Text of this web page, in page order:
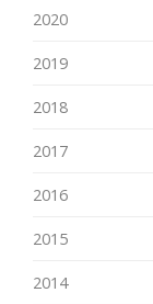
2020
2019
2018
2017
2016
2015
2014